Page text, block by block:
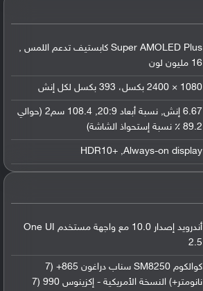
Super AMOLED Plus كابستيف تدعم اللمس ,
16 مليون لون
1080 × 2400 بكسل، 393 بكسل لكل إنش
6.67 إنش, نسبة أبعاد 20:9, 108.4 سم2 (حوالي
89.2 ٪ نسبة إستحواذ الشاشة)
HDR10+ ,Always-on display
أندرويد إصدار 10.0 مع واجهة مستخدم One UI
2.5
كوالكوم SM8250 سناب دراغون 865+ (7
نانومتر+) النسخة الأمريكية - إكزينوس 990 (7